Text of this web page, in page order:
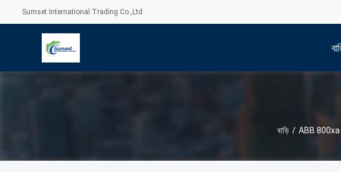
Sumset International Trading Co.,Ltd
বাড়ি / ABB 800xa